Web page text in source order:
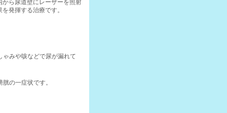
ら尿道壁にレーザーを照射
発揮する治療です。
ゃみや咳などで尿が漏れて
の一症状です。